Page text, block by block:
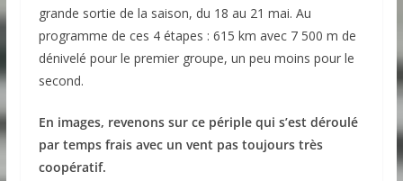
grande sortie de la saison, du 18 au 21 mai. Au
programme de ces 4 étapes : 615 km avec 7 500 m de
dénivelé pour le premier groupe, un peu moins pour le
second.
En images, revenons sur ce périple qui s’est déroulé
par temps frais avec un vent pas toujours très
coopératif.